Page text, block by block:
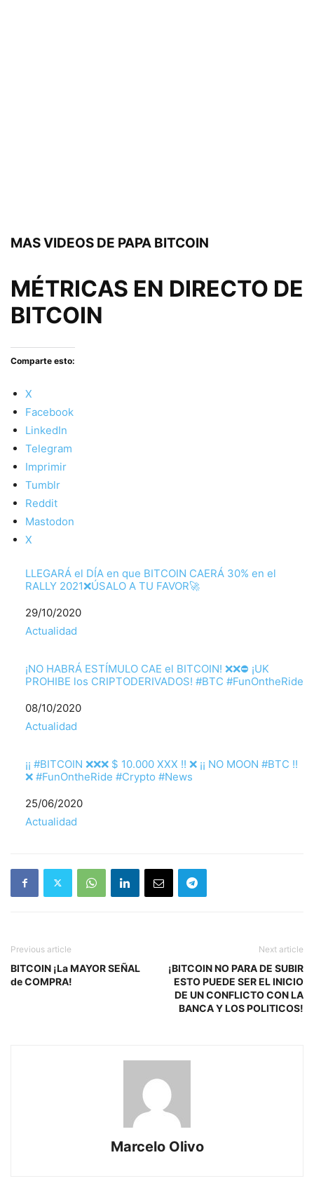
MAS VIDEOS DE PAPA BITCOIN
MÉTRICAS EN DIRECTO DE
BITCOIN
Comparte esto:
X
Facebook
LinkedIn
Telegram
Imprimir
Tumblr
Reddit
Mastodon
X
LLEGARÁ el DÍA en que BITCOIN CAERÁ 30% en el
RALLY 2021❌ÚSALO A TU FAVOR🚀
Fecha
29/10/2020
Respecto a
Actualidad
¡NO HABRÁ ESTÍMULO CAE el BITCOIN! ❌❌⛔ ¡UK
PROHIBE los CRIPTODERIVADOS! #BTC #FunOntheRide
Fecha
08/10/2020
Respecto a
Actualidad
¡¡ #BITCOIN ❌❌❌ $ 10.000 XXX !! ❌ ¡¡ NO MOON #BTC !!
❌ #FunOntheRide #Crypto #News
Fecha
25/06/2020
Respecto a
Actualidad
Previous article
BITCOIN ¡La MAYOR SEÑAL
de COMPRA!
Next article
¡BITCOIN NO PARA DE SUBIR
ESTO PUEDE SER EL INICIO
DE UN CONFLICTO CON LA
BANCA Y LOS POLITICOS!
Marcelo Olivo